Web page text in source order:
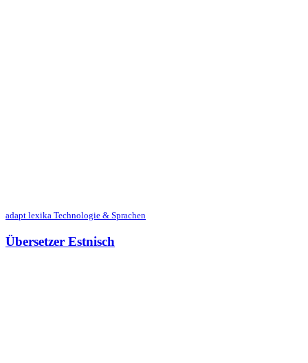
adapt lexika Technologie & Sprachen
Übersetzer Estnisch